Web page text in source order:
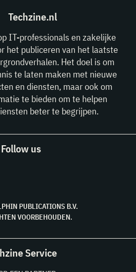
Techzine.nl
IT-professionals en zakelijke
het publiceren van het laatste
Het doel is om
te laten maken met nieuwe
en diensten, maar ook om
te bieden om te helpen
beter te begrijpen.
Follow us
PUBLICATIONS B.V.
VOORBEHOUDEN.
Service